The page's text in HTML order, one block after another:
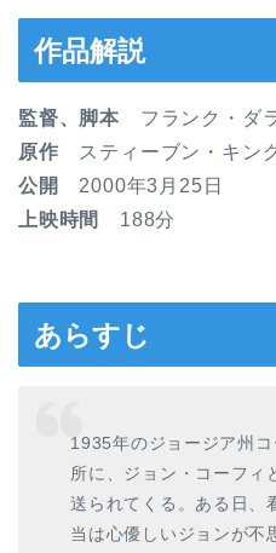
作品解説
監督、脚本 フランク・ダ
原作 スティーブン・キン
公開
2000年3月25日
上映時間
188分
あらすじ
1935年のジョージア州
所に、ジョン・コーフィ
送られてくる。ある日、
当は心優しいジョンが不